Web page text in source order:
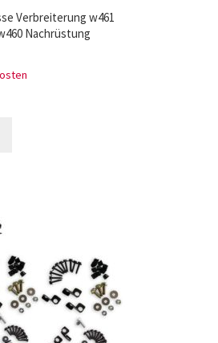
Verbreiterung w461
Nachrüstung